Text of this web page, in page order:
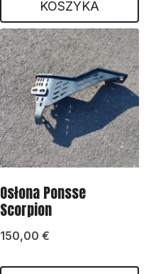
KOSZYKA
Osłona Ponsse
Scorpion
150,00 €